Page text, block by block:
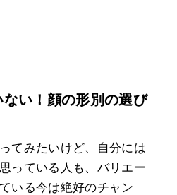
い！顔の形別の選び
てみたいけど、自分には
っている人も、バリエー
いる今は絶好のチャン